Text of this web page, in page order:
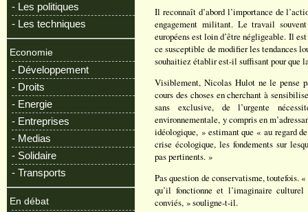
- Les politiques
- Les techniques
Economie
- Développement
- Droits
- Energie
- Entreprises
- Medias
- Solidaire
- Transports
En débat
Il reconnaît d’abord l’importance de
engagement militant. Le travail
européens est loin d’être négligeable. Il
ce susceptible de modifier les tendances
souhaitiez établir est-il suffisant pour que
Visiblement, Nicolas Hulot ne le pense
cours des choses en cherchant à
sans exclusive, de l’urgente
environnementale, y compris en
idéologique, » estimant que « au regard
crise écologique, les fondements sur
pas pertinents. »
Pas question de conservatisme, toutefois.
qu’il fonctionne et l’imaginaire
conviés, » souligne-t-il.